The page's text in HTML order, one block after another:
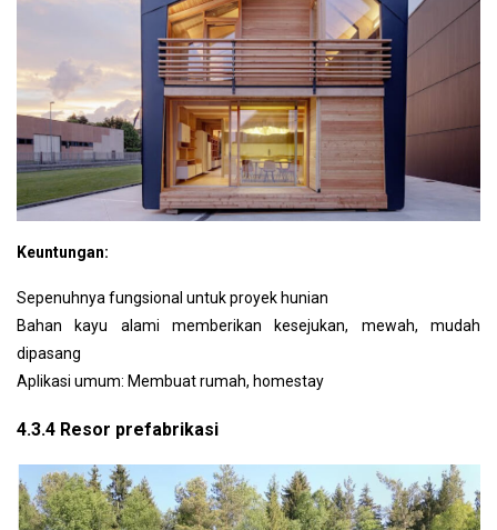
Keuntungan:
Sepenuhnya fungsional untuk proyek hunian
Bahan kayu alami memberikan kesejukan, mewah, mudah
dipasang
Aplikasi umum: Membuat rumah, homestay
4.3.4 Resor prefabrikasi